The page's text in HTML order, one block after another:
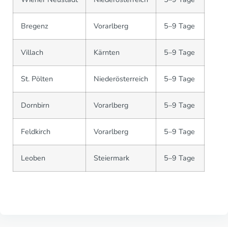
Bregenz Vorarlberg 5–9 Tage
Villach Kärnten 5–9 Tage
St. Pölten Niederösterreich 5–9 Tage
Dornbirn Vorarlberg 5–9 Tage
Feldkirch Vorarlberg 5–9 Tage
Leoben Steiermark 5–9 Tage